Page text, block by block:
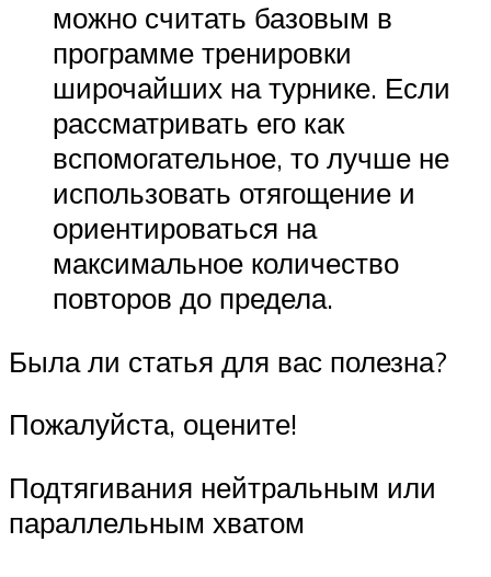
можно считать базовым в
программе тренировки
широчайших на турнике. Если
рассматривать его как
вспомогательное, то лучше не
использовать отягощение и
ориентироваться на
максимальное количество
повторов до предела.
Была ли статья для вас полезна?
Пожалуйста, оцените!
Подтягивания нейтральным или
параллельным хватом